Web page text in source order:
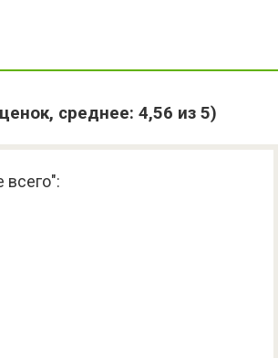
среднее: 4,56 из 5)
всего":